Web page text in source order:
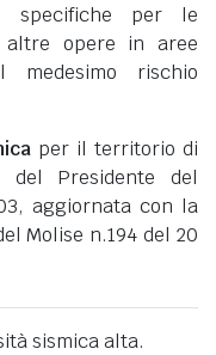
specifiche per le
opere in aree
medesimo rischio
per il territorio di
del Presidente del
aggiornata con la
Molise n.194 del 20
sismica alta.